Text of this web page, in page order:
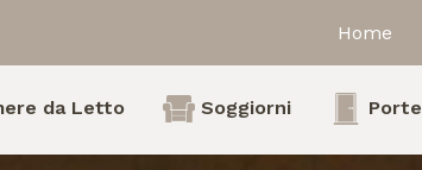
Home
da Letto Soggiorni Porte